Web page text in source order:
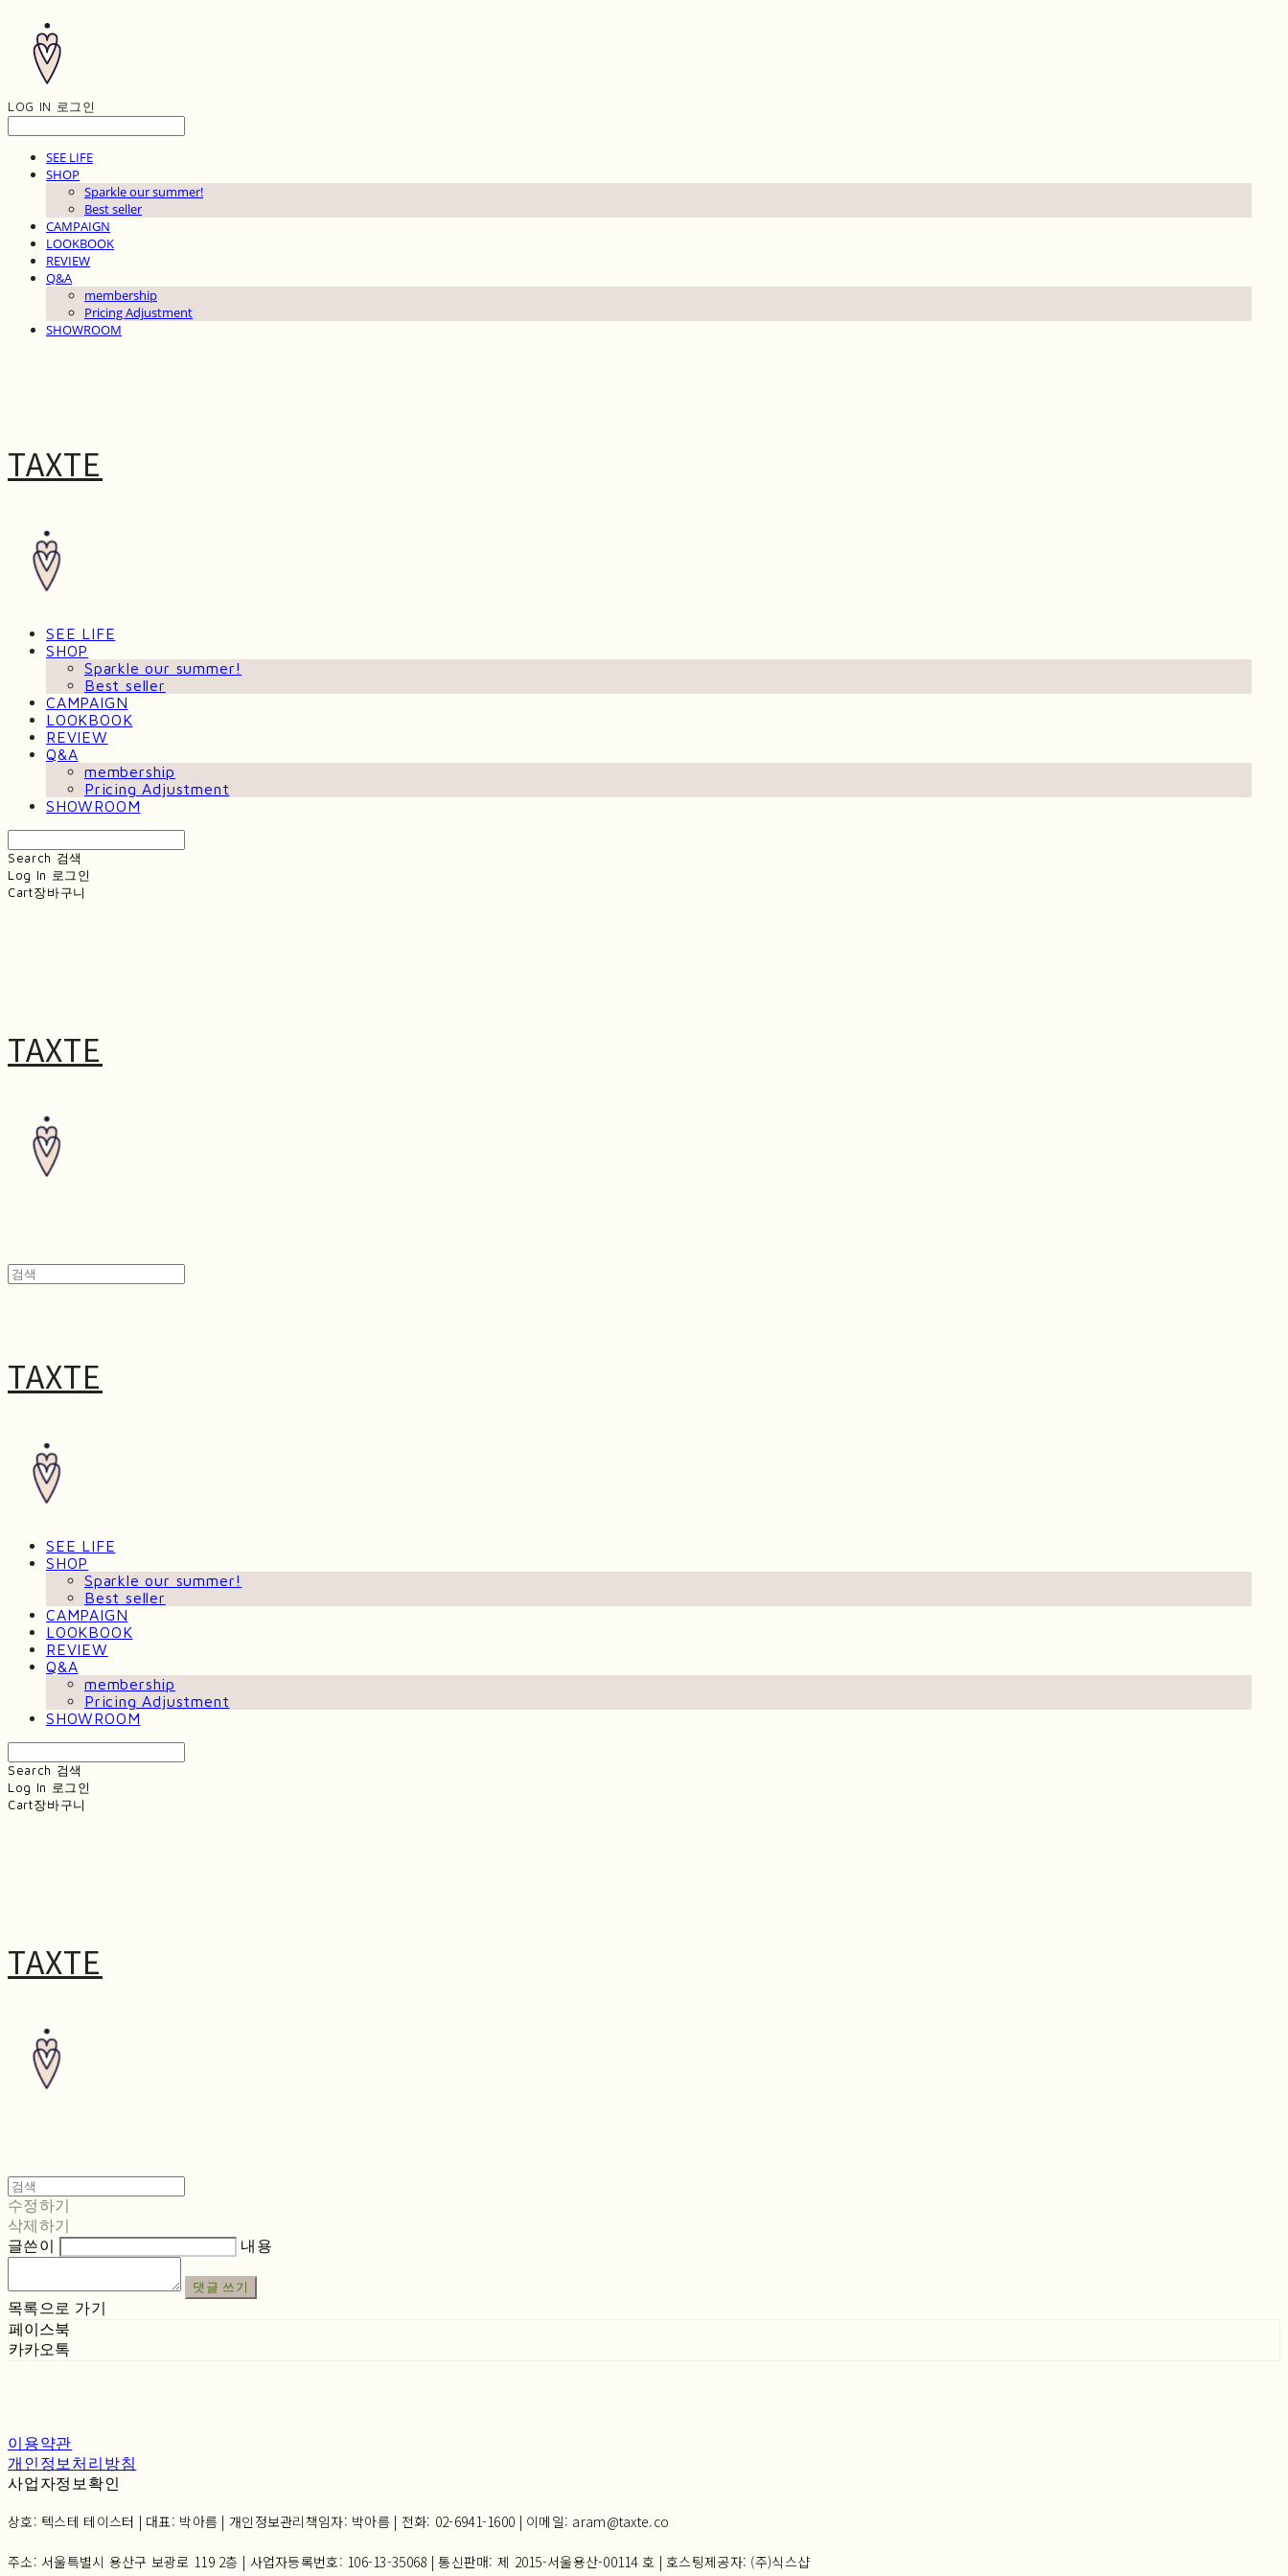
LOG IN 로그인
SEE LIFE
SHOP
Sparkle our summer!
Best seller
CAMPAIGN
LOOKBOOK
REVIEW
Q&A
membership
Pricing Adjustment
SHOWROOM
TAXTE
SEE LIFE
SHOP
Sparkle our summer!
Best seller
CAMPAIGN
LOOKBOOK
REVIEW
Q&A
membership
Pricing Adjustment
SHOWROOM
Search 검색
Log In 로그인
Cart장바구니
TAXTE
TAXTE
SEE LIFE
SHOP
Sparkle our summer!
Best seller
CAMPAIGN
LOOKBOOK
REVIEW
Q&A
membership
Pricing Adjustment
SHOWROOM
Search 검색
Log In 로그인
Cart장바구니
TAXTE
수정하기
삭제하기
글쓴이
내용
댓글 쓰기
목록으로 가기
페이스북
카카오톡
이용약관
개인정보처리방침
사업자정보확인
상호: 텍스테 테이스터 | 대표: 박아름 | 개인정보관리책임자: 박아름 | 전화: 02-6941-1600 | 이메일: aram@taxte.co
주소: 서울특별시 용산구 보광로 119 2층 | 사업자등록번호: 106-13-35068 | 통신판매: 제 2015-서울용산-00114 호 | 호스팅제공자: (주)식스샵